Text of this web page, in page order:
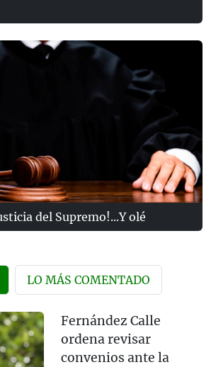
del Supremo!...Y olé
LO MÁS COMENTADO
Fernández Calle
ordena revisar
convenios ante la